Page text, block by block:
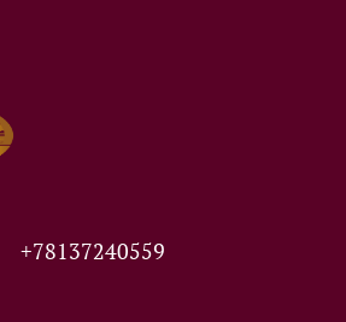
+78137240559